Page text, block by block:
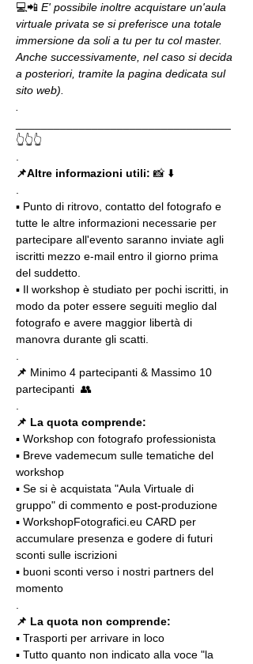
💻📲 E' possibile inoltre acquistare un'aula
virtuale privata se si preferisce una totale
immersione da soli a tu per tu col master.
Anche successivamente, nel caso si decida
a posteriori, tramite la pagina dedicata sul
sito web).
👆👆👆
📌Altre informazioni utili: 📸 ⬇️
▪️ Punto di ritrovo, contatto del fotografo e
tutte le altre informazioni necessarie per
partecipare all'evento saranno inviate agli
iscritti mezzo e-mail entro il giorno prima
del suddetto.
▪️ Il workshop è studiato per pochi iscritti, in
modo da poter essere seguiti meglio dal
fotografo e avere maggior libertà di
manovra durante gli scatti.
📌 Minimo 4 partecipanti & Massimo 10
partecipanti  👥
📌 La quota comprende:
▪️ Workshop con fotografo professionista
▪️ Breve vademecum sulle tematiche del
workshop
▪️ Se si è acquistata "Aula Virtuale di
gruppo" di commento e post-produzione
▪️ WorkshopFotografici.eu CARD per
accumulare presenza e godere di futuri
sconti sulle iscrizioni
▪️ buoni sconti verso i nostri partners del
momento
📌 La quota non comprende:
▪️ Trasporti per arrivare in loco
▪️ Tutto quanto non indicato alla voce "la